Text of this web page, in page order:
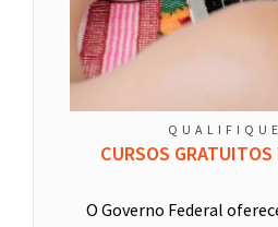
CURSOS GRATUITOS
O Governo Federal